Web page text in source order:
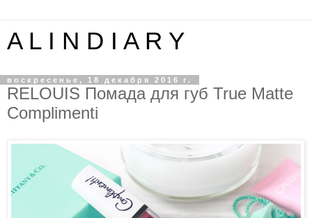
A L I N D I A R Y
воскресенье, 18 декабря 2016 г.
RELOUIS Помада для губ True Matte
Complimenti